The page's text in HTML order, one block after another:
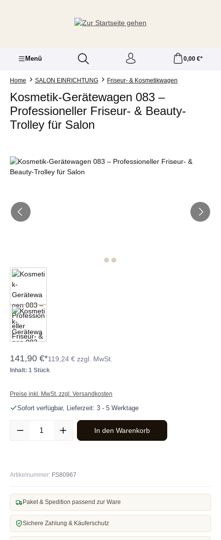
Menü 0,00 €*
Home SALON EINRICHTUNG Friseur- & Kosmetikwagen
Kosmetik-Gerätewagen 083 –
Professioneller Friseur- & Beauty-
Trolley für Salon
Bildergalerie überspringen
141,90 €*119,24 € zzgl. MwSt.
Inhalt: 1 Stück
Preise inkl. MwSt. zzgl. Versandkosten
Sofort verfügbar, Lieferzeit: 3 - 5 Werktage
Produkt Anzahl: Gib den gewünschten Wert ein oder benutze die
In den Warenkorb
Artikelnummer: FS80967
Paket & Spedition passend zur Ware
Sichere Zahlung & Käuferschutz